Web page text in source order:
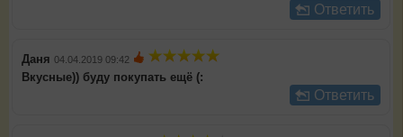
Ответить
Даня 04.04.2019 09:42
Вкусные)) буду покупать ещё (:
Ответить